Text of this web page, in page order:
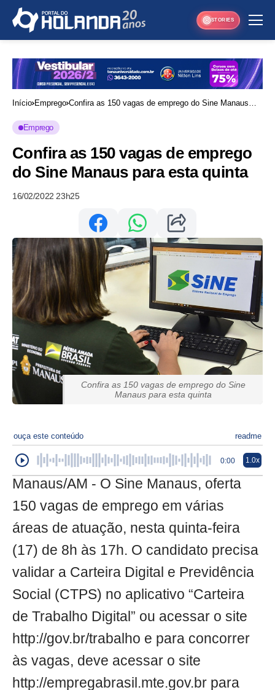
STORIES
Início Emprego Confira as 150 vagas de emprego do Sine Manaus
Emprego
Confira as 150 vagas de emprego
do Sine Manaus para esta quinta
16/02/2022 23h25
Confira as 150 vagas de emprego do Sine
Manaus para esta quinta
ouça este conteúdo readme
0:00 1.0x
Manaus/AM - O Sine Manaus, oferta
150 vagas de emprego em várias
áreas de atuação, nesta quinta-feira
(17) de 8h às 17h. O candidato precisa
validar a Carteira Digital e Previdência
Social (CTPS) no aplicativo “Carteira
de Trabalho Digital” ou acessar o site
http://gov.br/trabalho e para concorrer
às vagas, deve acessar o site
http://empregabrasil.mte.gov.br para